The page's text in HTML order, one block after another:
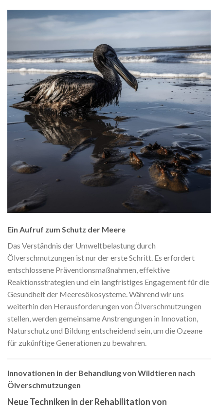
Ein Aufruf zum Schutz der Meere
Das Verständnis der Umweltbelastung durch
Ölverschmutzungen ist nur der erste Schritt. Es erfordert
entschlossene Präventionsmaßnahmen, effektive
Reaktionsstrategien und ein langfristiges Engagement für die
Gesundheit der Meeresökosysteme. Während wir uns
weiterhin den Herausforderungen von Ölverschmutzungen
stellen, werden gemeinsame Anstrengungen in Innovation,
Naturschutz und Bildung entscheidend sein, um die Ozeane
für zukünftige Generationen zu bewahren.
Innovationen in der Behandlung von Wildtieren nach
Ölverschmutzungen
Neue Techniken in der Rehabilitation von